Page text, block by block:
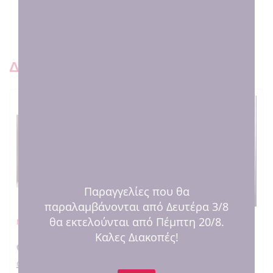
Δειτε και παρόμοια προιοντ
Μαξιλάρι Μονογράμματα
€
στο καλαθι
-23% OFF
Μαξιλάρι Η καλύτερη Μαμά του
Κόσμου
Παραγγελίες που θα
παραλαμβάνονται από Δευτέρα 3/8
θα εκτελούνται από Πέμπτη 20/8.
Καλες Διακοπές!